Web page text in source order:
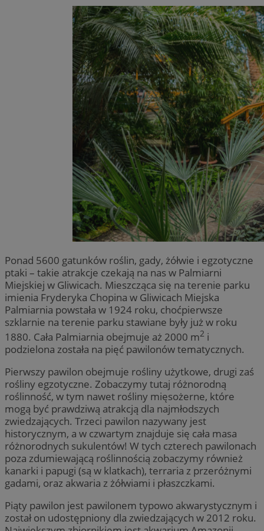
Ponad 5600 gatunków roślin, gady, żółwie i egzotyczne
ptaki – takie atrakcje czekają na nas w Palmiarni
Miejskiej w Gliwicach. Mieszcząca się na terenie parku
imienia Fryderyka Chopina w Gliwicach Miejska
Palmiarnia powstała w 1924 roku, choćpierwsze
szklarnie na terenie parku stawiane były już w roku
1880. Cała Palmiarnia obejmuje aż 2000 m2 i
podzielona została na pięć pawilonów tematycznych.
Pierwszy pawilon obejmuje rośliny użytkowe, drugi zaś
rośliny egzotyczne. Zobaczymy tutaj różnorodną
roślinność, w tym nawet rośliny mięsożerne, które
mogą być prawdziwą atrakcją dla najmłodszych
zwiedzających. Trzeci pawilon nazywany jest
historycznym, a w czwartym znajduje się cała masa
różnorodnych sukulentów! W tych czterech pawilonach
poza zdumiewającą roślinnością zobaczymy również
kanarki i papugi (są w klatkach), terraria z przeróżnymi
gadami, oraz akwaria z żółwiami i płaszczkami.
Piąty pawilon jest pawilonem typowo akwarystycznym i
został on udostępniony dla zwiedzających w 2012 roku.